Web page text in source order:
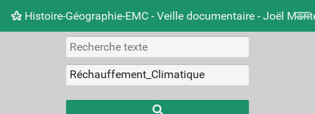
Histoire-Géographie-EMC - Veille documentaire - Joël
Nuage de tags Mur d'images